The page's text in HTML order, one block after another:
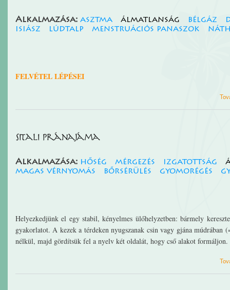
Alkalmazása: asztma álmatlanság bélgáz
isiász
lúdtalp menstruációs panaszok
FELVÉTEL LÉPÉSEI
Sitali pránajáma
Alkalmazása: hőség mérgezés izgatottság
magas vérnyomás
bőrsérülés gyomorégés
Helyezkedjünk el egy stabil, kényelmes ülőhelyzetben: bármely
gyakorlatot. A kezek a térdeken nyugszanak csin vagy gjána
nélkül, majd gördítsük fel a nyelv két oldalát, hogy cső alakot formáljon.